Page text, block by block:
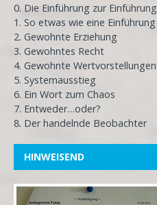
0. Die Einführung zur Einführung
1. So etwas wie eine Einführung
2. Gewohnte Erziehung
3. Gewohntes Recht
4. Gewohnte Wertvorstellungen
5. Systemausstieg
6. Ein Wort zum Chaos
7. Entweder…oder?
8. Der handelnde Beobachter
HINWEISEND